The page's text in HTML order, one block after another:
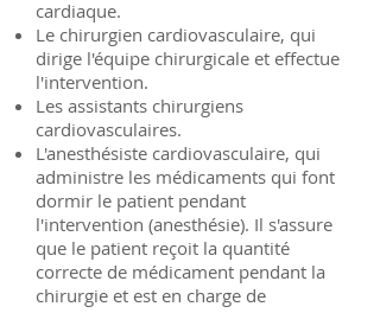
cardiaque.
Le chirurgien cardiovasculaire, qui
dirige l'équipe chirurgicale et effectue
l'intervention.
Les assistants chirurgiens
cardiovasculaires.
L'anesthésiste cardiovasculaire, qui
administre les médicaments qui font
dormir le patient pendant
l'intervention (anesthésie). Il s'assure
que le patient reçoit la quantité
correcte de médicament pendant la
chirurgie et est en charge de